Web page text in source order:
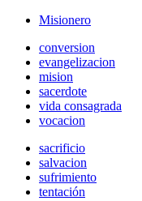
Misionero
conversion
evangelizacion
mision
sacerdote
vida consagrada
vocacion
sacrificio
salvacion
sufrimiento
tentación